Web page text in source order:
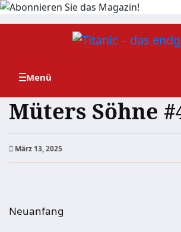
Zum
Müters Söhne
März 13, 2025
Neuanfang